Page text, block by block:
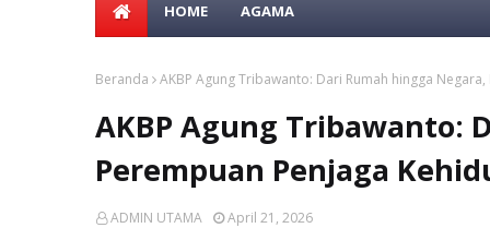
HOME AGAMA
Beranda AKBP Agung Tribawanto: Dari Rumah hingga
AKBP Agung Tribawanto:
Perempuan Penjaga
ADMIN UTAMA April 21, 2026